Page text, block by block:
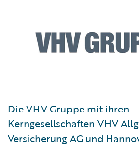
Die VHV Gruppe mit ihren
Kerngesellschaften VHV
Versicherung AG und